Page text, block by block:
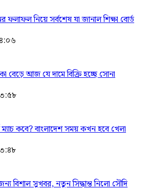
নিয়ে সর্বশেষ যা জানাল শিক্ষা বোর্ড
বেড়ে আজ যে দামে বিক্রি হচ্ছে সোনা
ম্যাচ কবে? বাংলাদেশ সময় কখন হবে খেলা
জন্য বিশাল সুখবর, নতুন সিদ্ধান্ত নিলো সৌদি